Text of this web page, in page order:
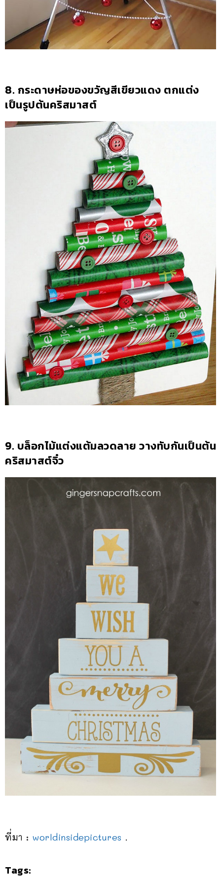
8. กระดาษห่อของขวัญสีเขียวแดง ตกแต่ง
เป็นรูปต้นคริสมาสต์
9. บล็อกไม้แต่งแต้มลวดลาย วางทับกันเป็นต้น
คริสมาสต์จิ๋ว
ที่มา : worldinsidepictures .
Tags: